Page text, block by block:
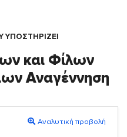
και Φίλων
Αναγέννηση
Αναλυτική προβολή